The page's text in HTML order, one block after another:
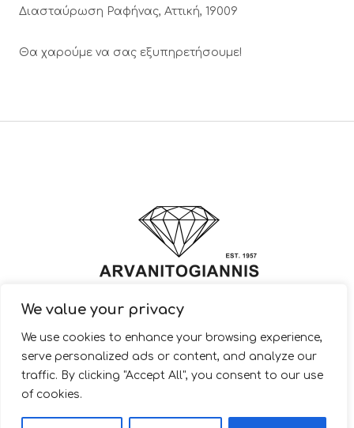
We value your privacy
We use cookies to enhance your browsing experience,
serve personalized ads or content, and analyze our
traffic. By clicking "Accept All", you consent to our use
of cookies.
Διασταύρωση Ραφήνας, Αττική, 19009
Θα χαρούμε να σας εξυπηρετήσουμε!
© 2022 ARVANITOGIANNIS – Jewelry Design & Manufacturing |
JewelryShop.gr